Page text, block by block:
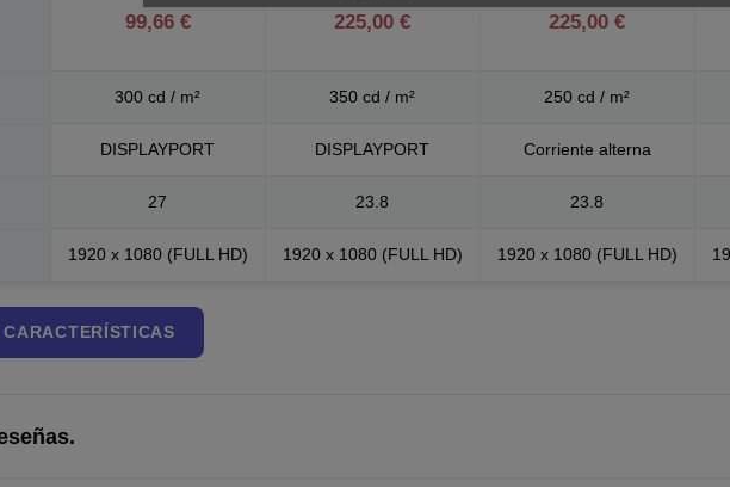
99,66 € 225,00 € 225,00 €
300 cd / m² 350 cd / m² 250 cd / m²
DISPLAYPORT DISPLAYPORT Corriente alterna
27 23.8 23.8
1920 x 1080 (FULL HD) 1920 x 1080 (FULL HD) 1920 x 1080 (FULL HD)